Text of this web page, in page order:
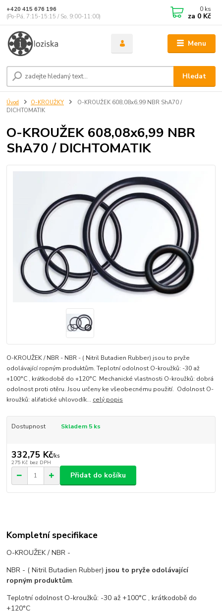
Menu
Hledat
+420 415 676 196
(Po-Pá, 7:15-15:15 / So, 9:00-11:00)
0 ks
za 0 Kč
Úvod O-KROUŽKY
O-KROUŽEK 608,08x6,99 NBR ShA70 /
DICHTOMATIK
O-KROUŽEK 608,08x6,99 NBR
ShA70 / DICHTOMATIK
O-KROUŽEK / NBR - NBR - ( Nitril Butadien Rubber) jsou to pryže
odolávající ropným produktům. Teplotní odolnost O-kroužků: -30 až
+100°C , krátkodobě do +120°C Mechanické vlastnosti O-kroužků: dobrá
odolnost proti otěru. Jsou určeny ke všeobecnému použití. Odolnost O-
kroužků: alifatické uhlovodík... celý popis
Dostupnost Skladem 5 ks
332,75 Kč/ks
275 Kč bez DPH
Přidat do košíku
Kompletní specifikace
O-KROUŽEK / NBR -
NBR - ( Nitril Butadien Rubber) jsou to pryže odolávající
ropným produktům.
Teplotní odolnost O-kroužků: -30 až +100°C , krátkodobě do
+120°C